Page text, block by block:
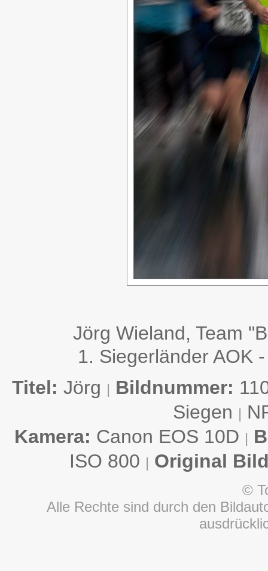
Jörg Wieland, Team
1. Siegerländer AOK
Titel: Jörg | Bildnummer:
Siegen |
Kamera: Canon EOS 10D |
ISO 800 | Original
©
Alle Rechte sind durch den